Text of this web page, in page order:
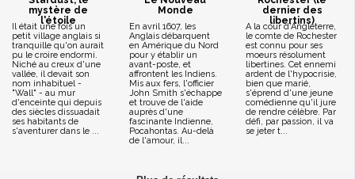
mystère de
l'étoile
Il était une fois un
petit village anglais si
tranquille qu'on aurait
pu le croire endormi.
Niché au creux d'une
vallée, il devait son
nom inhabituel -
"Wall" - au mur
d'enceinte qui depuis
des siècles dissuadait
ses habitants de
s'aventurer dans le ...
Monde
En avril 1607, les
Anglais débarquent
en Amérique du Nord
pour y établir un
avant-poste, et
affrontent les Indiens.
Mis aux fers, l'officier
John Smith s'échappe
et trouve de l'aide
auprès d'une
fascinante Indienne,
Pocahontas. Au-delà
de l'amour, il...
dernier des
libertins)
A la cour d'Angleterre,
le comte de Rochester
est connu pour ses
moeurs résolument
libertines. Cet ennemi
ardent de l'hypocrisie,
bien que marié,
s'éprend d'une jeune
comédienne qu'il jure
de rendre célèbre. Par
défi, par passion, il va
se jeter t...